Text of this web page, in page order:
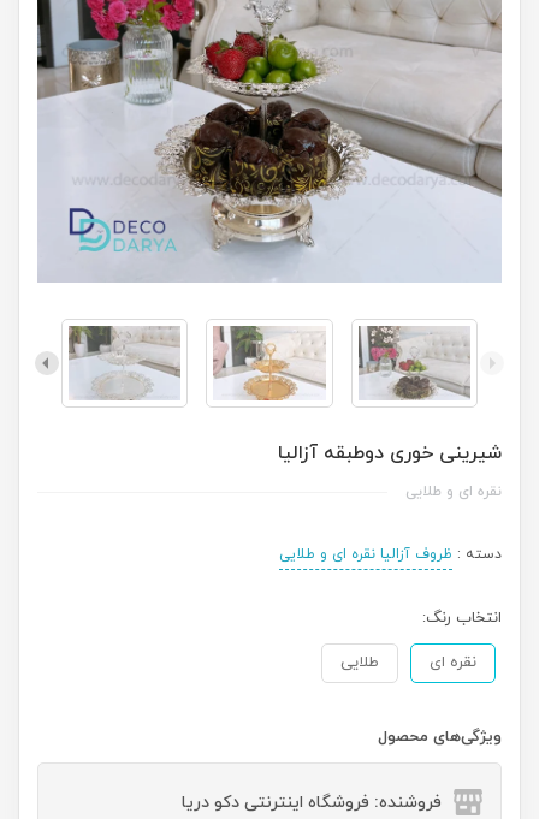
شیرینی خوری دوطبقه آزالیا
نقره ای و طلایی
دسته : ظروف آزالیا نقره ای و طلایی
انتخاب رنگ:
نقره ای طلایی
ویژگی‌های محصول
فروشنده: فروشگاه اینترنتی دکو دریا